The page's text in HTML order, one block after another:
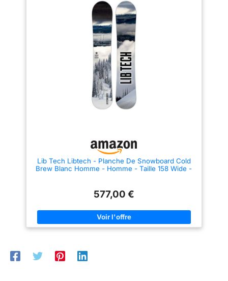
Lib Tech Libtech - Planche De Snowboard Cold
Brew Blanc Homme - Homme - Taille 158 Wide -
577,00 €